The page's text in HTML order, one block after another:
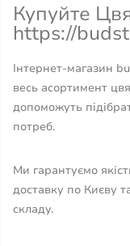
Купуйте
https://
Інтернет-магазин
весь асортимент
допоможуть
потреб.
Ми гарантуємо
доставку по Києву
складу.